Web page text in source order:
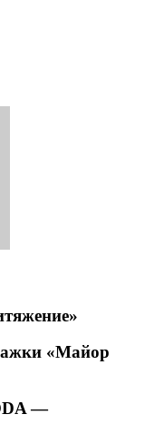
«Майор
—